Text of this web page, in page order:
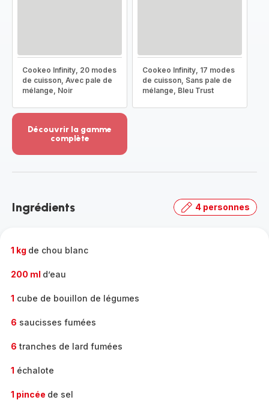
Cookeo Infinity, 20 modes
de cuisson, Avec pale de
mélange, Noir
Cookeo Infinity, 17 modes
de cuisson, Sans pale de
mélange, Bleu Trust
Découvrir la gamme
complète
-
gamme
Ingrédients 4 personnes
1 kg de chou blanc
200 ml d’eau
1 cube de bouillon de légumes
6 saucisses fumées
6 tranches de lard fumées
1 échalote
1 pincée de sel